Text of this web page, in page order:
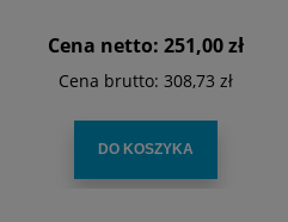
Cena netto: 251,00 zł
Cena brutto: 308,73 zł
DO KOSZYKA